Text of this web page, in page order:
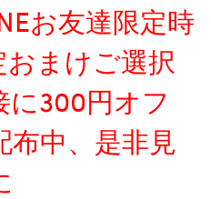
お友達限定時
まけご選択
300円オフ
中、是非見